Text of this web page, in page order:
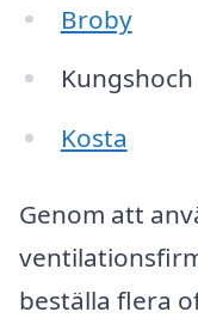
Broby
Kungshoch
Kosta
Genom att
beställa flera